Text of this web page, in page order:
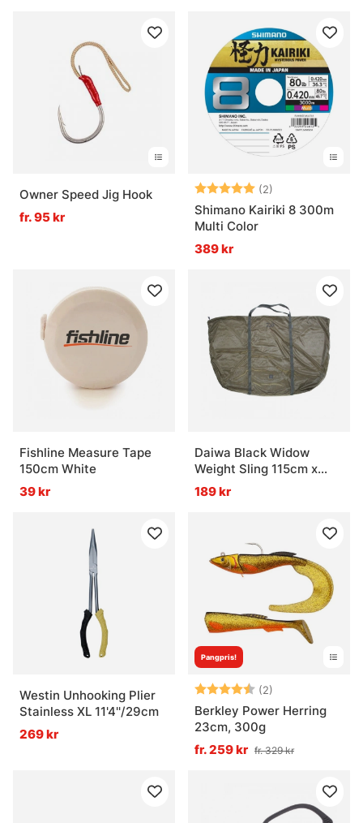
Owner Speed Jig Hook
fr. 95 kr
Betyg: (2)
Shimano Kairiki 8 300m
Multi Color
389 kr
Fishline Measure Tape
150cm White
39 kr
Daiwa Black Widow
Weight Sling 115cm x
70cm
189 kr
Westin Unhooking Plier
Stainless XL 11'4''/29cm
269 kr
Pangpris!
Betyg: (2)
Berkley Power Herring
23cm, 300g
fr. 259 kr fr. 329 kr